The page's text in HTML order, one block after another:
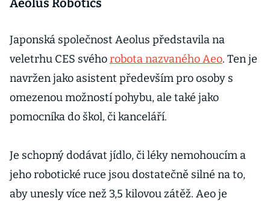
Aeolus Robotics
Japonská společnost Aeolus představila na
veletrhu CES svéhorobota nazvaného Aeo. Ten je
navržen jako asistent především pro osoby s
omezenou možností pohybu, ale také jako
pomocníka do škol, či kanceláří.
Je schopný dodávat jídlo, či léky nemohoucím a
jeho robotické ruce jsou dostatečně silné na to,
aby unesly více než 3,5 kilovou zátěž. Aeo je